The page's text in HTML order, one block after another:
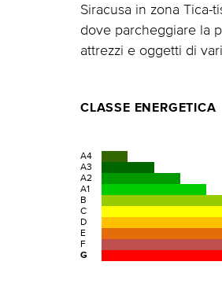
Siracusa in zona
dove parcheggiare la
attrezzi e oggetti di
CLASSE ENERGETICA
A4
A3
A2
A1
B
C
D
E
F
G